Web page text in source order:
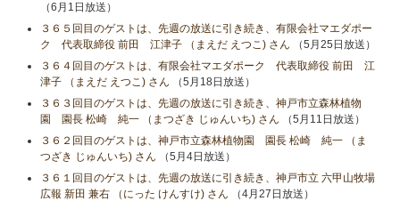
（6月1日放送）
３６５回目のゲストは、先週の放送に引き続き、有限会社マエダポー
ク 代表取締役 前田 江津子 （まえだ えつこ) さん （5月25日放送）
３６４回目のゲストは、有限会社マエダポーク 代表取締役 前田 江
津子 （まえだ えつこ) さん （5月18日放送）
３６３回目のゲストは、先週の放送に引き続き、神戸市立森林植物
園 園長 松崎 純一 （まつざき じゅんいち) さん （5月11日放送）
３６２回目のゲストは、神戸市立森林植物園 園長 松崎 純一 （ま
つざき じゅんいち) さん （5月4日放送）
３６１回目のゲストは、先週の放送に引き続き、神戸市立 六甲山牧場
広報 新田 兼右 （にった けんすけ) さん （4月27日放送）